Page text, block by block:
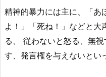
精神的暴力には主に、「あ
よ！」「死ね！」などと大
る、 従わないと怒る、無
す、発言権を与えないとい